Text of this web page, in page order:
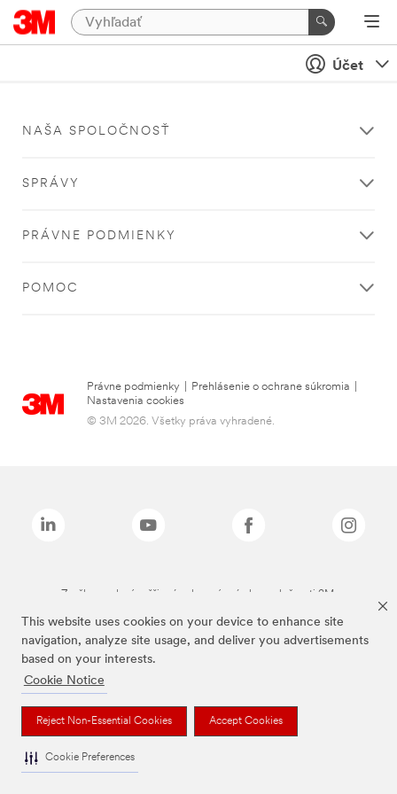
This website uses cookies on your device to enhance site
navigation, analyze site usage, and deliver you advertisements
based on your interests.
Cookie Notice
Reject Non-Essential Cookies Accept Cookies
Cookie Preferences
Účet
NAŠA SPOLOČNOSŤ
SPRÁVY
PRÁVNE PODMIENKY
POMOC
Právne podmienky Prehlásenie o ochrane súkromia
Nastavenia cookies
© 3M 2026. Všetky práva vyhradené.
Značky uvedené vyššie sú ochranné známky spoločnosti 3M.